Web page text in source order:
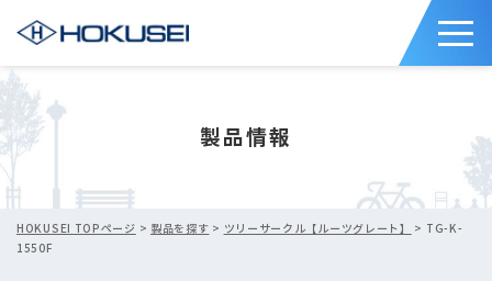
製品情報
HOKUSEI TOPページ > 製品を探す > ツリーサークル【ルーツグレート】
> TG-K-
1550F